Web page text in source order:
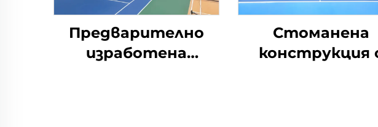
Предварително
изработена
Стоманена
конструкция